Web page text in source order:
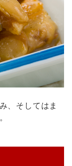
、そしてはま